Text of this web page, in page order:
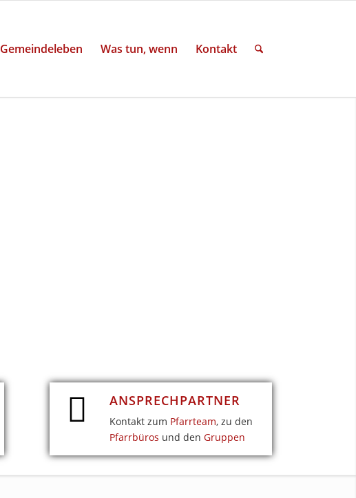
Gemeindeleben Was tun, wenn Kontakt
ANSPRECHPARTNER
Kontakt zum Pfarrteam, zu den
Pfarrbüros und denGruppen